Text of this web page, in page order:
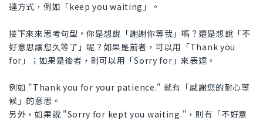
達方式，例如「keep you waiting」。
接下來來思考句型。你是想說「謝謝你等我」嗎？還是想說「不
好意思讓您久等了」呢？如果是前者，可以用「Thank you
for」；如果是後者，則可以用「Sorry for」來表達。
例如 "Thank you for your patience." 就有「感謝您的耐心等
候」的意思。
另外，如果說 "Sorry for kept you waiting."，則有「不好意